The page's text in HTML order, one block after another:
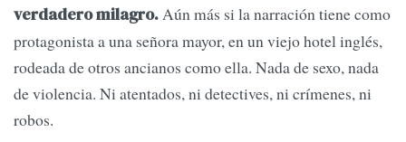
verdadero milagro.Aún más si la narración tiene como
protagonista a una señora mayor, en un viejo hotel inglés,
rodeada de otros ancianos como ella. Nada de sexo, nada
de violencia. Ni atentados, ni detectives, ni crímenes, ni
robos.